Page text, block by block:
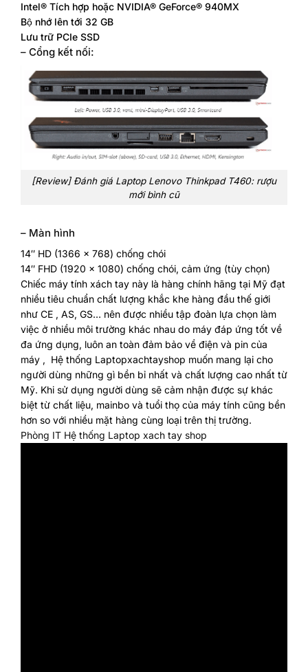
Intel® Tích hợp hoặc NVIDIA® GeForce® 940MX
Bộ nhớ lên tới 32 GB
Lưu trữ PCIe SSD
– Cổng kết nối:
[Review] Đánh giá Laptop Lenovo Thinkpad T460: rượu
mới bình cũ
– Màn hình
14″ HD (1366 x 768) chống chói
14″ FHD (1920 x 1080) chống chói, cảm ứng (tùy chọn)
Chiếc máy tính xách tay này là hàng chính hãng tại Mỹ đạt
nhiều tiêu chuẩn chất lượng khắc khe hàng đầu thế giới
như CE , AS, GS… nên được nhiều tập đoàn lựa chọn làm
việc ở nhiều môi trường khác nhau do máy đáp ứng tốt về
đa ứng dụng, luôn an toàn đảm bảo về điện và pin của
máy , Hệ thống Laptopxachtayshop muốn mang lại cho
người dùng những gì bền bỉ nhất và chất lượng cao nhất từ
Mỹ. Khi sử dụng người dùng sẽ cảm nhận được sự khác
biệt từ chất liệu, mainbo và tuổi thọ của máy tính cũng bền
hơn so với nhiều mặt hàng cùng loại trên thị trường.
Phòng IT Hệ thống Laptop xach tay shop